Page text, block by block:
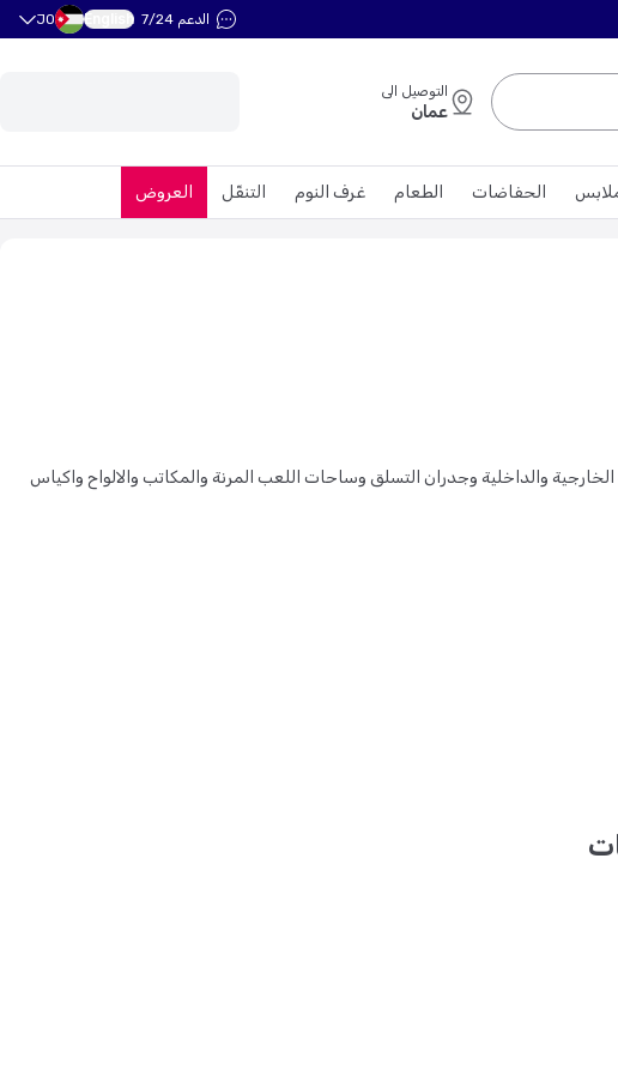
الدعم 7/24 English
JO
التوصيل الى
عمان
العروض التنقّل غرف النوم الطعام الحفاضات
والداخلية وجدران التسلق وساحات اللعب المرنة والمكاتب والالواح واكياس